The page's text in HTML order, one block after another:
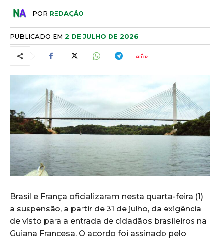
POR REDAÇÃO
PUBLICADO EM 2 DE JULHO DE 2026
Brasil e França oficializaram nesta quarta-feira (1)
a suspensão, a partir de 31 de julho, da exigência
de visto para a entrada de cidadãos brasileiros na
Guiana Francesa. O acordo foi assinado pelo